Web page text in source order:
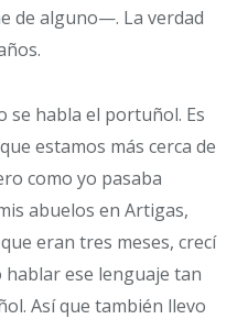
de alguno—. La verdad
se habla el portuñol. Es
estamos más cerca de
como yo pasaba
abuelos en Artigas,
eran tres meses, crecí
hablar ese lenguaje tan
Así que también llevo